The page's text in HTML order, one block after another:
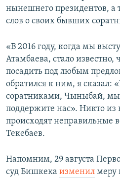
нынешнего президентов, а
слов о своих бывших
«В 2016 году, когда мы
Атамбаева, стало известно,
посадить под любым
обратился к ним, я
соратниками, Чыныбай,
поддержите нас». Никто из
происходят неправильные
Текебаев.
Напомним, 29 августа
суд Бишкека изменил меру